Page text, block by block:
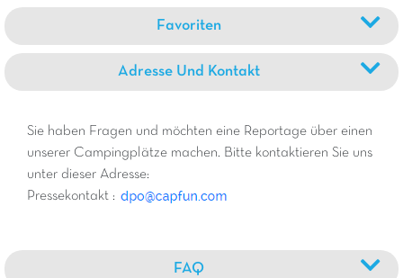
Favoriten
Adresse Und Kontakt
Sie haben Fragen und möchten eine Reportage über einen
unserer Campingplätze machen. Bitte kontaktieren Sie uns
unter dieser Adresse:
Pressekontakt :
FAQ